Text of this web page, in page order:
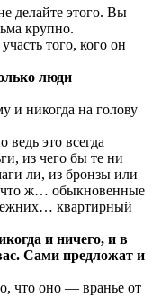
делайте этого. Вы
крупно.
того, кого он
люди
и никогда на голову
это всегда
из чего бы те ни
ли, из бронзы или
что ж… обыкновенные
квартирный
и ничего, и в
Сами предложат и
что оно — вранье от